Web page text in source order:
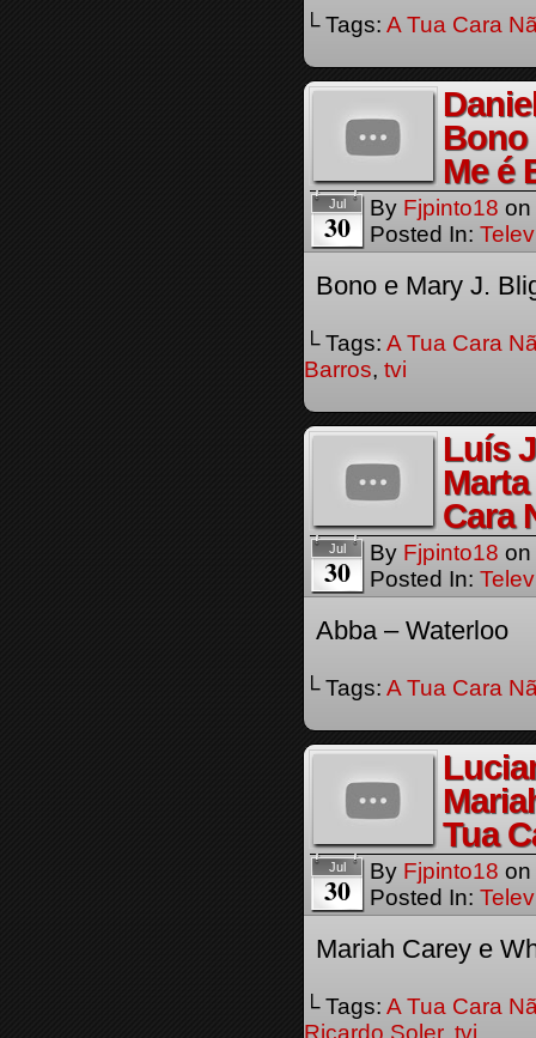
└ Tags: A Tua Cara
Bono
Me é
Jul
30 By Fjpinto18 on
Posted In:
Bono e Mary J.
└ Tags: A Tua Cara
Barros, tvi
Luís
Cara
Jul
30 By Fjpinto18 on
Posted In:
Abba – Waterloo
└ Tags: A Tua Cara
Tua
Jul
30 By Fjpinto18 on
Posted In:
Mariah Carey e
└ Tags: A Tua Cara
Ricardo Soler, tvi